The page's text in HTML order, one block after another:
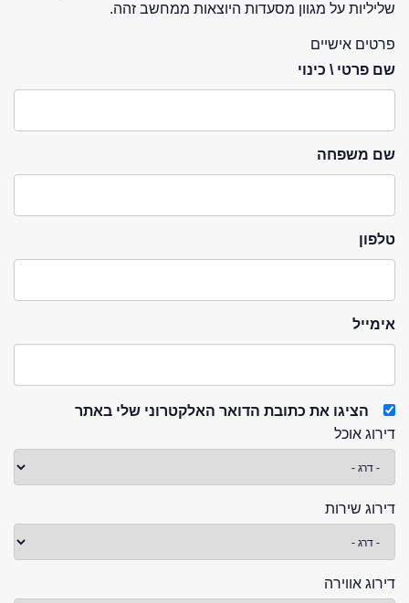
שליליות על מגוון מסעדות היוצאות ממחשב זהה.
פרטים אישיים
שם פרטי \ כינוי
שם משפחה
טלפון
אימייל
הציגו את כתובת הדואר האלקטרוני שלי באתר
דירוג אוכל
דירוג שירות
דירוג אווירה